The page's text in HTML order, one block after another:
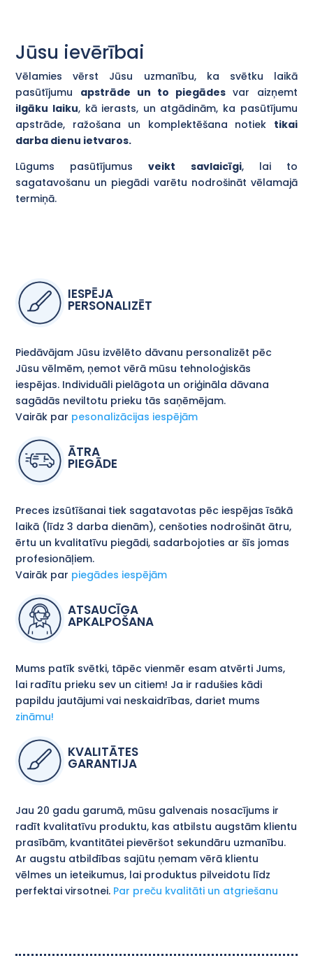
Jūsu ievērībai
Vēlamies vērst Jūsu uzmanību, ka svētku laikā
pasūtījumu apstrāde un to piegādes var aizņemt
ilgāku laiku, kā ierasts, un atgādinām, ka pasūtījumu
apstrāde, ražošana un komplektēšana notiek tikai
darba dienu ietvaros.
Lūgums pasūtījumusveikt savlaicīgi, lai to
sagatavošanu un piegādi varētu nodrošināt vēlamajā
termiņā.
IESPĒJA
PERSONALIZĒT
Piedāvājam Jūsu izvēlēto dāvanu personalizēt pēc
Jūsu vēlmēm, ņemot vērā mūsu tehnoloģiskās
iespējas. Individuāli pielāgota un oriģināla dāvana
sagādās neviltotu prieku tās saņēmējam.
Vairāk par pesonalizācijas iespējām
ĀTRA
PIEGĀDE
Preces izsūtīšanai tiek sagatavotas pēc iespējas īsākā
laikā (līdz 3 darba dienām), cenšoties nodrošināt ātru,
ērtu un kvalitatīvu piegādi, sadarbojoties ar šīs jomas
profesionāļiem.
Vairāk par piegādes iespējām
ATSAUCĪGA
APKALPOŠANA
Mums patīk svētki, tāpēc vienmēr esam atvērti Jums,
lai radītu prieku sev un citiem! Ja ir radušies kādi
papildu jautājumi vai neskaidrības, dariet mums
zināmu!
KVALITĀTES
GARANTIJA
Jau 20 gadu garumā, mūsu galvenais nosacījums ir
radīt kvalitatīvu produktu, kas atbilstu augstām klientu
prasībām, kvantitātei pievēršot sekundāru uzmanību.
Ar augstu atbildības sajūtu ņemam vērā klientu
vēlmes un ieteikumus, lai produktus pilveidotu līdz
perfektai virsotnei. Par preču kvalitāti un atgriešanu